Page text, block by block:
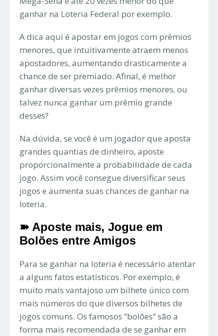
ganhar na Loteria Federal por exemplo.
A dica aqui é apostar em jogos com prêmios
menores, que intuitivamente atraem menos
apostadores, aumentando drasticamente a
chance de ser premiado. Afinal, é melhor
ganhar diversas vezes prêmios menores, ou
talvez nunca ganhar um prêmio grande
desses?
Na dúvida, se você é um jogador que aposta
grandes quantias de dinheiro, aposte
proporcionalmente a probabilidade de cada
jogo. Assim você consegue diversificar seus
jogos e aumenta suas chances de ganhar na
loteria.
➽ Aposte mais, Jogue em
Bolões entre Amigos
Para se ganhar na loteria é necessário atentar
a alguns fatos estatísticos. Por exemplo, é
muito mais vantajoso um bilhete único com
mais números do que diversos bilhetes de
jogos comuns. Os famosos “bolões” são a
forma mais recomendada de se ganhar em